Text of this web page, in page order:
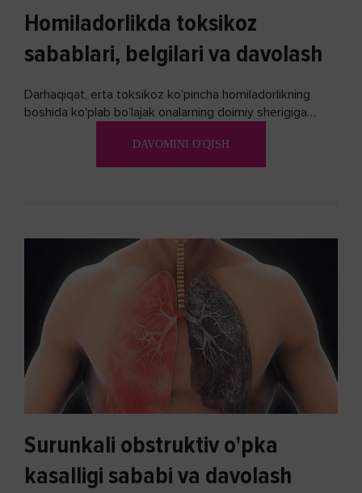
Homiladorlikda toksikoz
sabablari, belgilari va davolash
Darhaqiqat, erta toksikoz ko'pincha homiladorlikning
boshida ko'plab bo’lajak onalarning doimiy sherigiga
biron bir usuli bormi?DAVOMINI O'QISH
Surunkali obstruktiv o'pka
kasalligi sababi va davolash